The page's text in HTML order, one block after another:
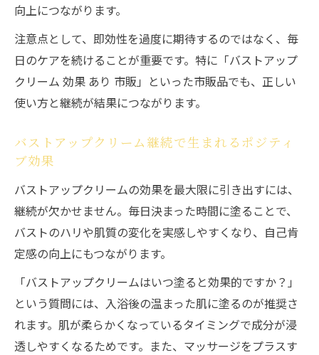
向上につながります。
注意点として、即効性を過度に期待するのではなく、毎
日のケアを続けることが重要です。特に「バストアップ
クリーム 効果 あり 市販」といった市販品でも、正しい
使い方と継続が結果につながります。
バストアップクリーム継続で生まれるポジティ
ブ効果
バストアップクリームの効果を最大限に引き出すには、
継続が欠かせません。毎日決まった時間に塗ることで、
バストのハリや肌質の変化を実感しやすくなり、自己肯
定感の向上にもつながります。
「バストアップクリームはいつ塗ると効果的ですか？」
という質問には、入浴後の温まった肌に塗るのが推奨さ
れます。肌が柔らかくなっているタイミングで成分が浸
透しやすくなるためです。また、マッサージをプラスす